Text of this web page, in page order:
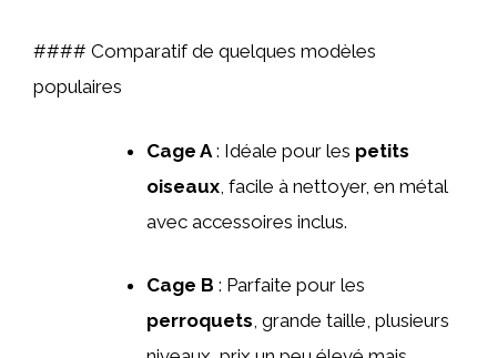
#### Comparatif de quelques modèles
populaires
Cage A : Idéale pour les petits
oiseaux , facile à nettoyer, en métal
avec accessoires inclus.
Cage B : Parfaite pour les
perroquets, grande taille, plusieurs